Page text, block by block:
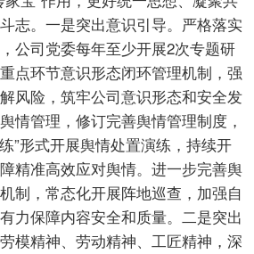
志。一是突出意识引导。严格落实
公司党委每年至少开展2次专题研
点环节意识形态闭环管理机制，强
风险，筑牢公司意识形态和安全发
情管理，修订完善舆情管理制度，
”形式开展舆情处置演练，持续开
精准高效应对舆情。进一步完善舆
制，常态化开展阵地巡查，加强自
力保障内容安全和质量。二是突出
模精神、劳动精神、工匠精神，深